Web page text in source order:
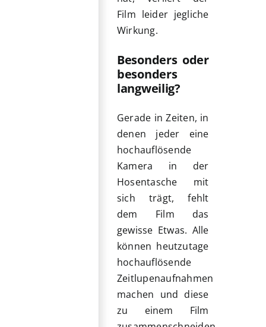
Film leider jegliche
Wirkung.
Besonders oder
besonders
langweilig?
Gerade in Zeiten, in
denen jeder eine
hochauflösende
Kamera in der
Hosentasche mit
sich trägt, fehlt
dem Film das
gewisse Etwas. Alle
können heutzutage
hochauflösende
Zeitlupenaufnahmen
machen und diese
zu einem Film